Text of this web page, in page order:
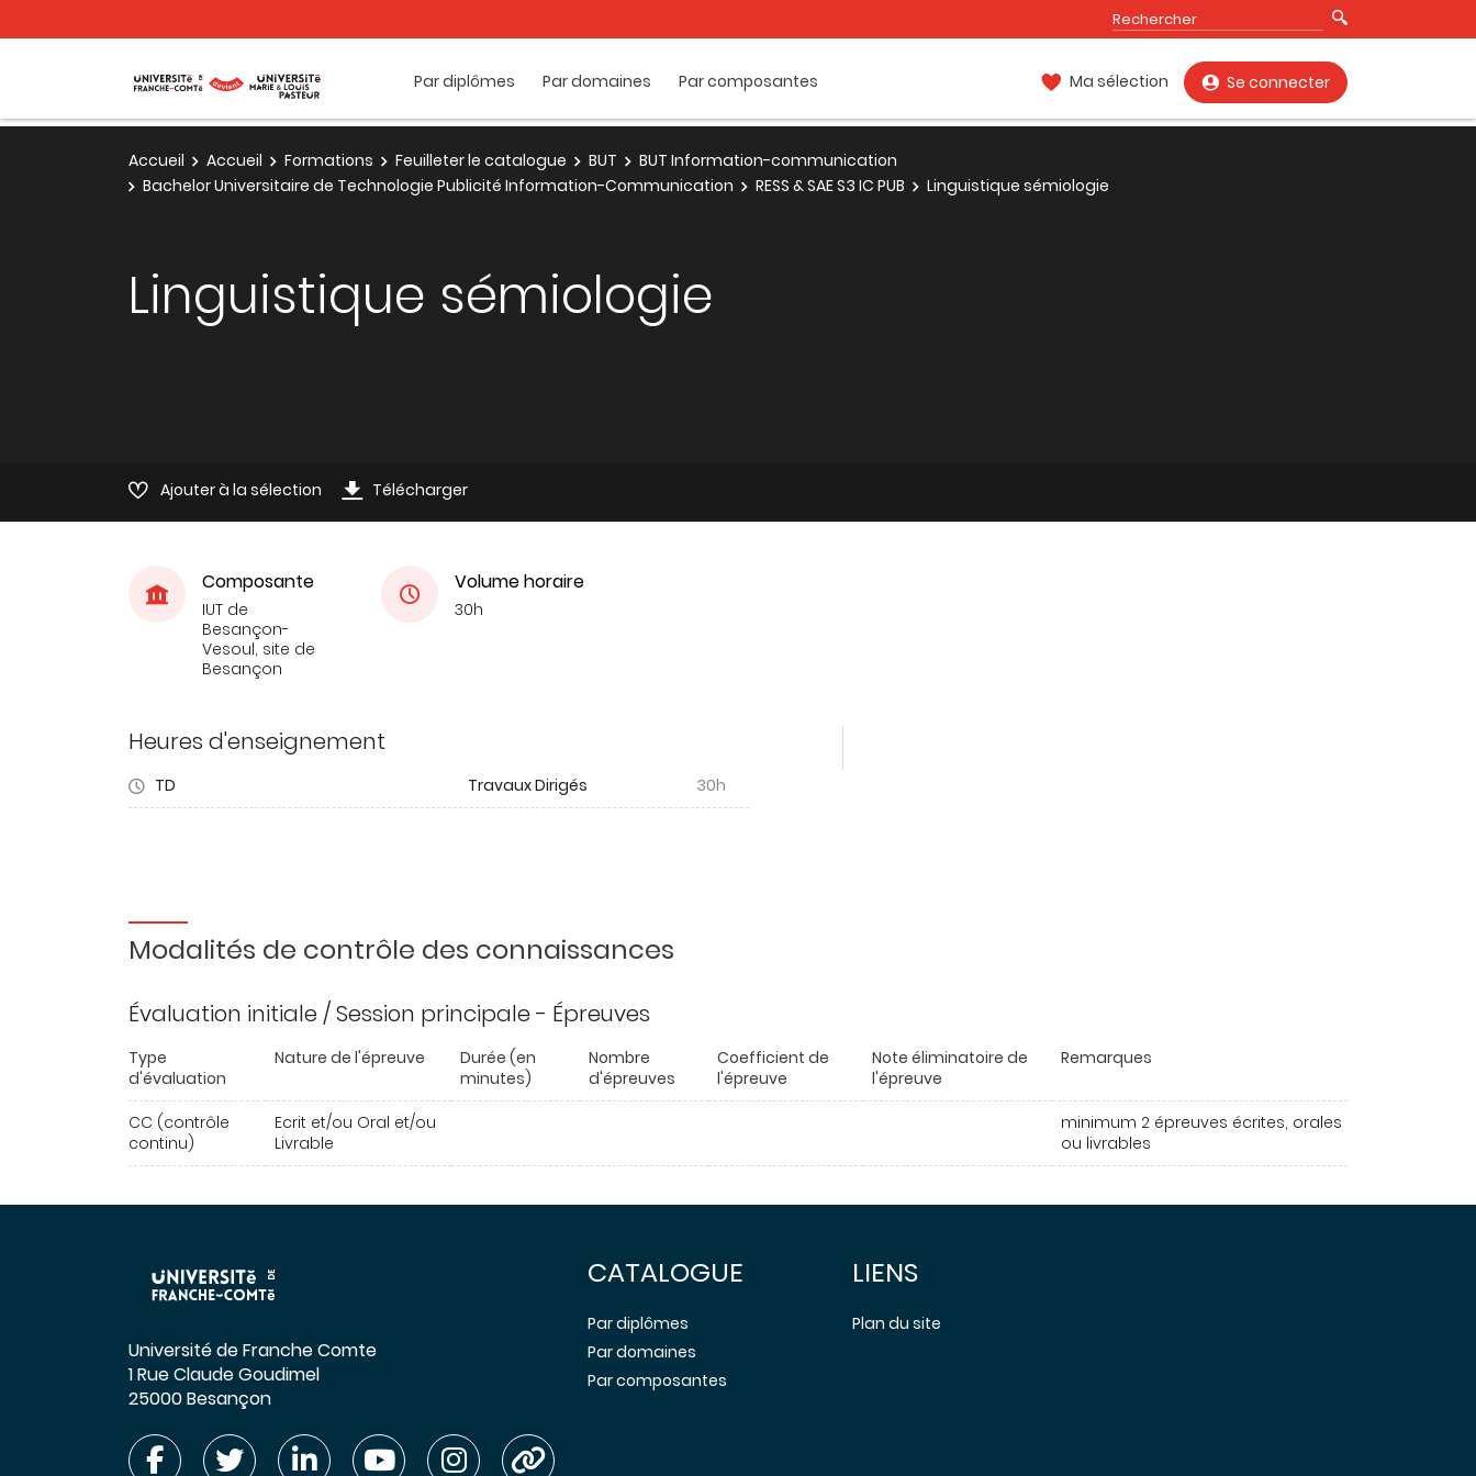
Par diplômes Par domaines Par composantes Ma sélection Se connecter
Accueil Accueil Formations Feuilleter le catalogue BUT
BUT Information-communication
Bachelor Universitaire de Technologie Publicité Information-Communication
RESS & SAE S3 IC PUB Linguistique sémiologie
Linguistique sémiologie
Ajouter à la sélection Télécharger
Composante
IUT de
Besançon-
Vesoul, site de
Besançon
Volume horaire
30h
Heures d'enseignement
TD Travaux Dirigés 30h
Modalités de contrôle des connaissances
Évaluation initiale / Session principale - Épreuves
Type
d'évaluation
Nature de l'épreuve
Durée (en
minutes)
Nombre
d'épreuves
Coefficient de
l'épreuve
Note éliminatoire de
l'épreuve
Remarques
CC (contrôle
continu)
Ecrit et/ou Oral et/ou
Livrable
minimum 2 épreuves écrites, orales
ou livrables
Université de Franche Comte
1 Rue Claude Goudimel
25000 Besançon
CATALOGUE
Par diplômes
Par domaines
Par composantes
LIENS
Plan du site